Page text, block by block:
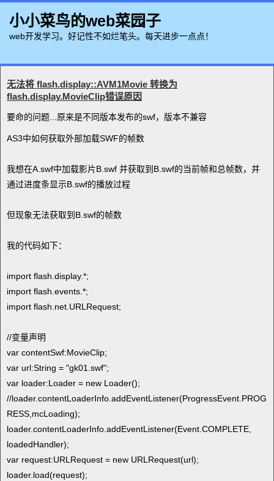
小小菜鸟的web菜园子
web开发学习。好记性不如烂笔头。每天进步一点点！
无法将 flash.display::AVM1Movie 转换为
flash.display.MovieClip错误原因
要命的问题...原来是不同版本发布的swf，版本不兼容
AS3中如何获取外部加载SWF的帧数
我想在A.swf中加载影片B.swf 并获取到B.swf的当前帧和总帧数，并
通过进度条显示B.swf的播放过程
但现象无法获取到B.swf的帧数
我的代码如下：
import flash.display.*;
import flash.events.*;
import flash.net.URLRequest;
//变量声明
var contentSwf:MovieClip;
var url:String = "gk01.swf";
var loader:Loader = new Loader();
//loader.contentLoaderInfo.addEventListener(ProgressEvent.PROG
RESS,mcLoading);
loader.contentLoaderInfo.addEventListener(Event.COMPLETE,
loadedHandler);
var request:URLRequest = new URLRequest(url);
loader.load(request);